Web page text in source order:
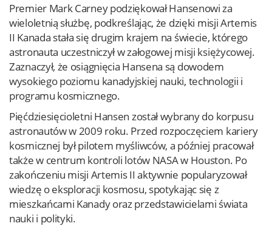
Premier Mark Carney podziękował Hansenowi za
wieloletnią służbę, podkreślając, że dzięki misji Artemis
II Kanada stała się drugim krajem na świecie, którego
astronauta uczestniczył w załogowej misji księżycowej.
Zaznaczył, że osiągnięcia Hansena są dowodem
wysokiego poziomu kanadyjskiej nauki, technologii i
programu kosmicznego.
Pięćdziesięcioletni Hansen został wybrany do korpusu
astronautów w 2009 roku. Przed rozpoczęciem kariery
kosmicznej był pilotem myśliwców, a później pracował
także w centrum kontroli lotów NASA w Houston. Po
zakończeniu misji Artemis II aktywnie popularyzował
wiedzę o eksploracji kosmosu, spotykając się z
mieszkańcami Kanady oraz przedstawicielami świata
nauki i polityki.